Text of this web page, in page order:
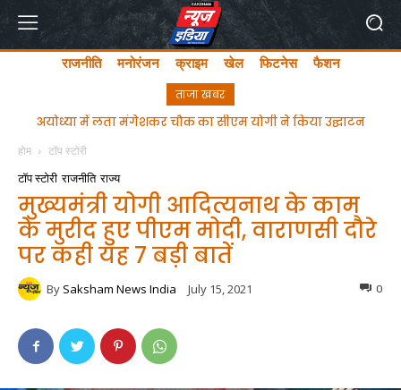
राजनीति मनोरंजन क्राइम खेल फिटनेस फैशन
ताजा खबर
अयोध्या में लता मंगेशकर चौक का सीएम योगी ने किया उद्घाटन
अयोध्या से प्रयागराज तक पदयात्रा करेगी आम आदमी पार्टी, जानिए
होम टॉप स्टोरी
टॉप स्टोरी राजनीति राज्य
मुख्यमंत्री योगी आदित्यनाथ के काम
के मुरीद हुए पीएम मोदी, वाराणसी दौरे
पर कही यह 7 बड़ी बातें
By Saksham News India July 15, 2021 0